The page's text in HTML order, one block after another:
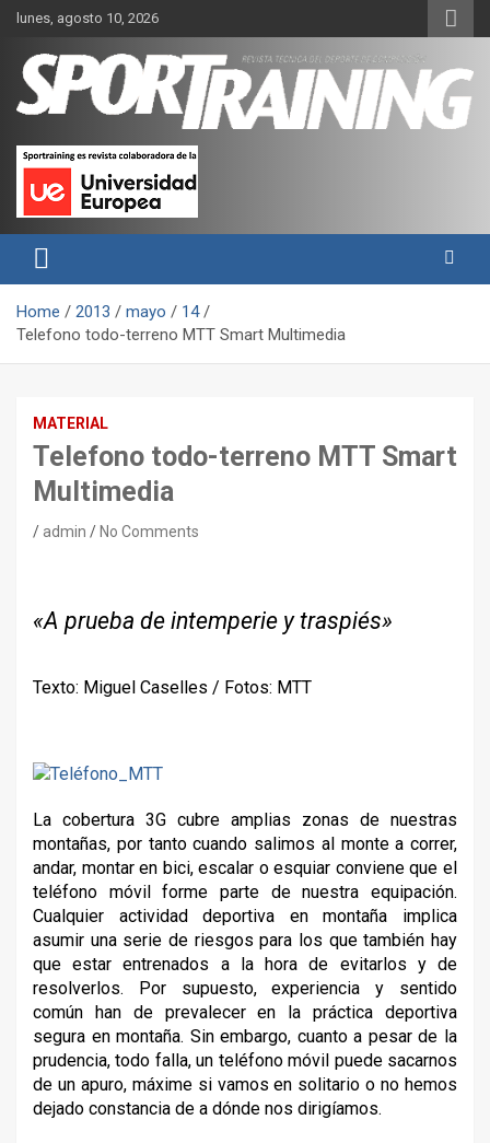
Skip
content
lunes, agosto 10, 2026
Revista técnica del deporte
Sport Training
rendimiento, nutrición y entrenamiento.
Home 2013 mayo
14
Telefono todo-terreno MTT Smart Multimedia
MATERIAL
Telefono todo-terreno MTT Smart
Multimedia
admin No Comments
«A prueba de intemperie y traspiés»
Texto: Miguel Caselles / Fotos: MTT
La cobertura 3G cubre amplias zonas de nuestras
montañas, por tanto cuando salimos al monte a correr,
andar, montar en bici, escalar o esquiar conviene que el
teléfono móvil forme parte de nuestra equipación.
Cualquier actividad deportiva en montaña implica
asumir una serie de riesgos para los que también hay
que estar entrenados a la hora de evitarlos y de
resolverlos. Por supuesto, experiencia y sentido
común han de prevalecer en la práctica deportiva
segura en montaña. Sin embargo, cuanto a pesar de la
prudencia, todo falla, un teléfono móvil puede sacarnos
de un apuro,máxime si vamos en solitario o no hemos
dejado constancia de a dónde nos dirigíamos.